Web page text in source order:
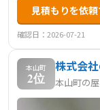
見積もりを依頼
確認日：2026-07-21
本山町
2位
株式会
本山町の